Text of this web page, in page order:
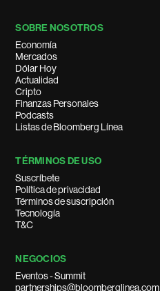
SOBRE NOSOTROS
Economía
Mercados
Dólar Hoy
Actualidad
Cripto
Finanzas Personales
Podcasts
Listas de Bloomberg Línea
TÉRMINOS DE USO
Suscríbete
Política de privacidad
Términos de suscripción
Tecnología
T&C
NEGOCIOS
Eventos - Summit
partnerships@bloomberglinea.com